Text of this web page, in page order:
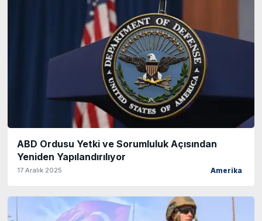
ABD Ordusu Yetki ve Sorumluluk Açısından
Yeniden Yapılandırılıyor
17 Aralık 2025 Amerika